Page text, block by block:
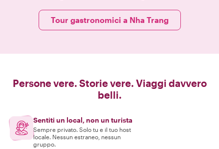
Tour gastronomici a Nha Trang
Persone vere. Storie vere. Viaggi davvero
belli.
Sentiti un local, non un turista
Sempre privato. Solo tu e il tuo host
locale. Nessun estraneo, nessun
gruppo.